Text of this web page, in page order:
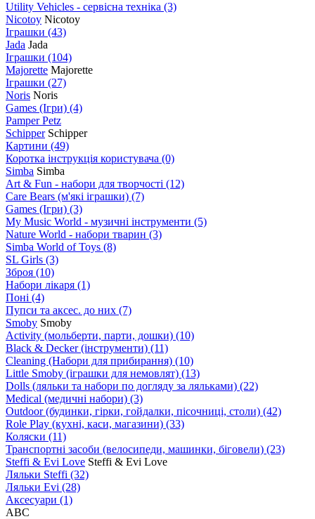
Utility Vehicles - сервісна техніка (3)
Nicotoy Nicotoy
Іграшки (43)
Jada Jada
Іграшки (104)
Majorette Majorette
Іграшки (27)
Noris Noris
Games (Ігри) (4)
Pamper Petz
Schipper Schipper
Картини (49)
Коротка інструкція користувача (0)
Simba Simba
Art & Fun - набори для творчості (12)
Care Bears (м'які іграшки) (7)
Games (Ігри) (3)
My Music World - музичні інструменти (5)
Nature World - набори тварин (3)
Simba World of Toys (8)
SL Girls (3)
Зброя (10)
Набори лікаря (1)
Поні (4)
Пупси та аксес. до них (7)
Smoby Smoby
Аctivity (мольберти, парти, дошки) (10)
Black & Decker (інструменти) (11)
Cleaning (Набори для прибирання) (10)
Little Smoby (іграшки для немовлят) (13)
Dolls (ляльки та набори по догляду за ляльками) (22)
Medical (медичні набори) (3)
Outdoor (будинки, гірки, гойдалки, пісочниці, столи) (42)
Role Play (кухні, каси, магазини) (33)
Коляски (11)
Транспортні засоби (велосипеди, машинки, біговели) (23)
Steffi & Evi Love Steffi & Evi Love
Ляльки Steffi (32)
Ляльки Evi (28)
Аксесуари (1)
ABC